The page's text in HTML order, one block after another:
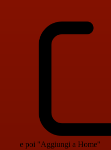
e poi "Aggiungi a Home"